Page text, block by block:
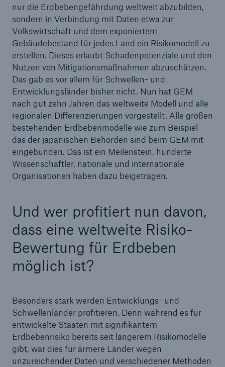
nur die Erdbebengefährdung weltweit abzubilden,
sondern in Verbindung mit Daten etwa zur
Volkswirtschaft und dem exponiertem
Gebäudebestand für jedes Land ein Risikomodell zu
erstellen. Dieses erlaubt Schadenpotenziale und den
Nutzen von Mitigationsmaßnahmen abzuschätzen.
Das gab es vor allem für Schwellen- und
Entwicklungsländer bisher nicht. Nun hat GEM
nach gut zehn Jahren das weltweite Modell und alle
regionalen Differenzierungen vorgestellt. Alle großen
bestehenden Erdbebenmodelle wie zum Beispiel
das der japanischen Behörden sind beim GEM mit
eingebunden. Das ist ein Meilenstein, hunderte
Wissenschaftler, nationale und internationale
Organisationen haben dazu beigetragen.
Und wer profitiert nun davon,
dass eine weltweite Risiko-
Bewertung für Erdbeben
möglich ist?
Besonders stark werden Entwicklungs- und
Schwellenländer profitieren. Denn während es für
entwickelte Staaten mit signifikantem
Erdbebenrisiko bereits seit längerem Risikomodelle
gibt, war dies für ärmere Länder wegen
unzureichender Daten und verschiedener Methoden
71.8%
Sachdeckung durch einen leistungsfähigen
Rückversicherungspartner